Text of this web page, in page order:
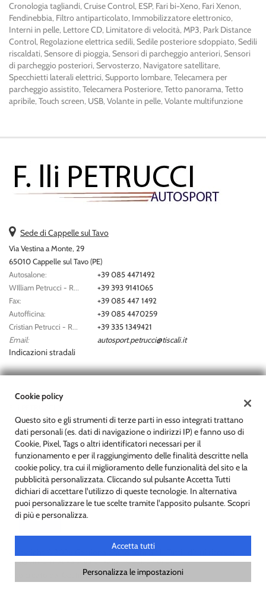
Cronologia tagliandi, Cruise Control, ESP, Fari bi-Xeno, Fari Xenon,
Fendinebbia, Filtro antiparticolato, Immobilizzatore elettronico,
Interni in pelle, Lettore CD, Limitatore di velocità, MP3, Park Distance
Control, Regolazione elettrica sedili, Sedile posteriore sdoppiato, Sedili
riscaldati, Sensore di pioggia, Sensori di parcheggio anteriori, Sensori
di parcheggio posteriori, Servosterzo, Navigatore satellitare,
Specchietti laterali elettrici, Supporto lombare, Telecamera per
parcheggio assistito, Telecamera Posteriore, Tetto panorama, Tetto
apribile, Touch screen, USB, Volante in pelle, Volante multifunzione
Sede di Cappelle sul Tavo
Via Vestina a Monte, 29
65010 Cappelle sul Tavo (PE)
Autosalone:
+39 085 4471492
+39 393 9141065
Fax:
+39 085 447 1492
Autofficina:
+39 085 4470259
+39 335 1349421
Email:
autosport.petrucci@tiscali.it
Indicazioni stradali
Dati fiscali:
Via Vestina a Monte, 29, Cappelle sul Tavo (PE)
C.F/P.IVA:01680160684
Registro delle imprese:PE
Copyright © 2026 GestionaleAuto.com S.r.l., Tutti i diritti riservati -
Leggi l'informativa sulla privacy-Cookie Policy
GestionaleAuto.com
Cookie policy
Questo sito e gli strumenti di terze parti in esso integrati trattano
dati personali (es. dati di navigazione o indirizzi IP) e fanno uso di
Cookie, Pixel, Tags o altri identificatori necessari per il
funzionamento e per il raggiungimento delle finalità descritte nella
cookie policy, tra cui il miglioramento delle funzionalità del sito e la
pubblicità personalizzata. Cliccando sul pulsante Accetta Tutti
dichiari di accettare l'utilizzo di queste tecnologie. In alternativa
puoi personalizzare le tue scelte tramite l'apposito pulsante. Scopri
di più e personalizza.
Accetta tutti
Personalizza le impostazioni